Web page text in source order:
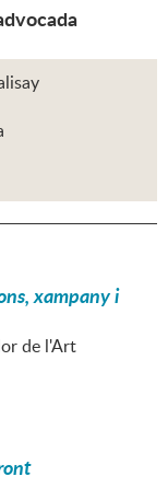
xampany i
de l'Art